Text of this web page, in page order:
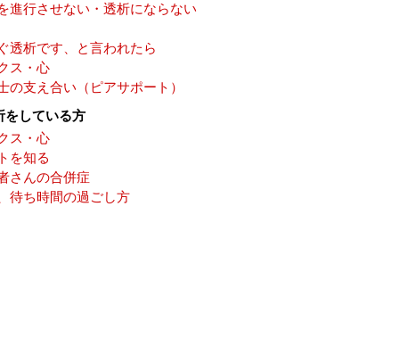
進行させない・透析にならない
透析です、と言われたら
ス・心
の支え合い（ピアサポート）
をしている方
ス・心
を知る
さんの合併症
待ち時間の過ごし方